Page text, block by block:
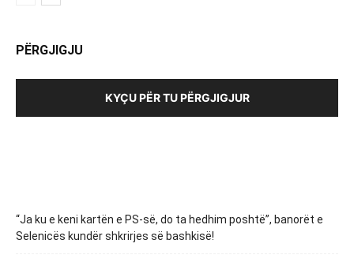
PËRGJIGJU
KYÇU PËR TU PËRGJIGJUR
“Ja ku e keni kartën e PS-së, do ta hedhim poshtë”, banorët e
Selenicës kundër shkrirjes së bashkisë!